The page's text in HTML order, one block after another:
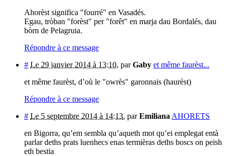
Ahorèst significa "fourré" en Vasadés.
Egau, tròban "forèst" per "forêt" en marja dau Bordalés, dau
bòrn de Pelagruia.
Répondre à ce message
# Le 29 janvier 2014 à 13:10, parGaby et même faurèst...
et même faurèst, d’où le "owrès" garonnais (haurèst)
Répondre à ce message
# Le 5 septembre 2014 à 14:13, parEmiliana AHORETS
en Bigorra, qu’em sembla qu’aqueth mot qu’ei emplegat entà
parlar deths prats luenhecs enas termièras deths boscs on peish
eth bestia